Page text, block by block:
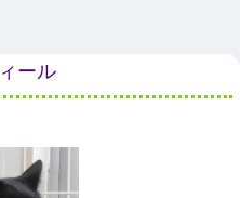
ール